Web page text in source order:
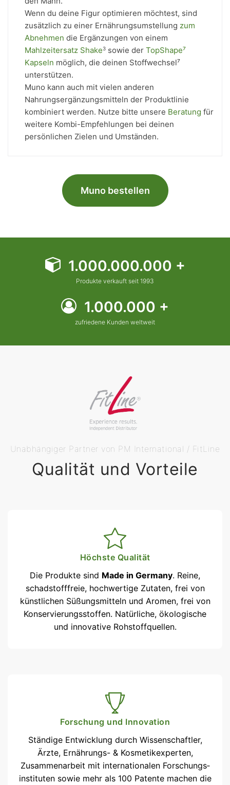
Wenn du deine Figur optimieren möchtest, sind
zusätzlich zu einer Ernährungsumstellung zum
Abnehmen die Ergänzungen von einem
Mahlzeitersatz Shake3 sowie der TopShape⁷
Kapseln möglich, die deinen Stoffwechsel⁷
unterstützen.
Muno kann auch mit vielen anderen
Nahrungsergänzungsmitteln der Produktlinie
kombiniert werden. Nutze bitte unsere Beratung für
weitere Kombi-Empfehlungen bei deinen
persönlichen Zielen und Umständen.
Muno bestellen
1.000.000.000 +
Produkte verkauft seit 1993
1.000.000 +
zufriedene Kunden weltweit
Unabhängiger Partner von PM International / FitLine
Qualität und Vorteile
Höchste Qualität
Die Produkte sind Made in Germany. Reine,
schadstofffreie, hochwertige Zutaten, frei von
künstlichen Süßungs­mitteln und Aromen, frei von
Konser­vierungsstoffen. Natürliche, ökologische
und innovative Rohstoffquellen.
Forschung und Innovation
Ständige Entwicklung durch Wissenschaftler,
Ärzte, Ernährungs- & Kosmetikexperten,
Zusammenarbeit mit internationalen Forschungs­
instituten sowie mehr als 100 Patente machen die